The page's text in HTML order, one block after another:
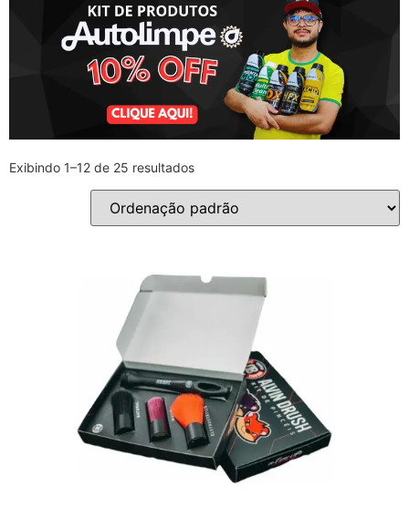
Exibindo 1–12 de 25 resultados